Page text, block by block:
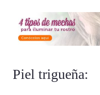
Piel trigueña: